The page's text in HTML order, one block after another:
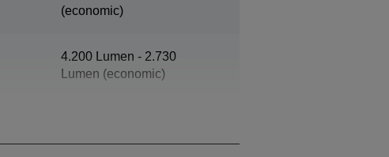
(economic)
4.200 Lumen - 2.730
Lumen (economic)